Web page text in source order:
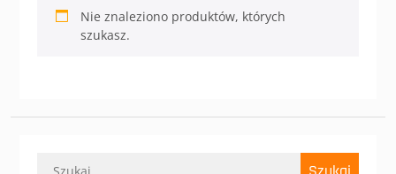
Nie znaleziono produktów, których
szukasz.